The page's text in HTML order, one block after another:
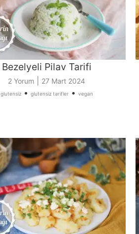
Bezelyeli Pilav Tarifi
2 Yorum 27 Mart 2024
glutensiz• glutensiz tarifler• vegan